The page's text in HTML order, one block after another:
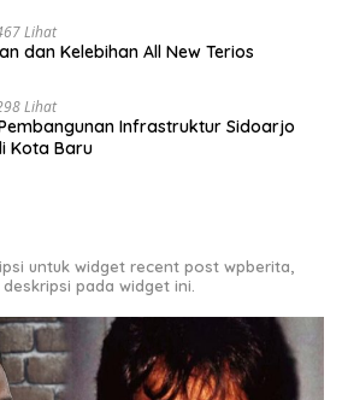
Lihat
dan Kelebihan All New Terios
Lihat
Infrastruktur Sidoarjo
Kota Baru
untuk widget recent post wpberita,
pada widget ini.